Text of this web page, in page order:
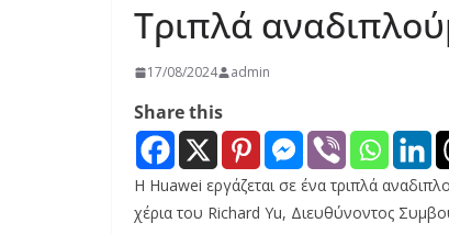
Τριπλά
17/08/2024 admin
Share this
Η Huawei εργάζεται σε ένα τριπλά
χέρια του Richard Yu, Διευθύνοντος